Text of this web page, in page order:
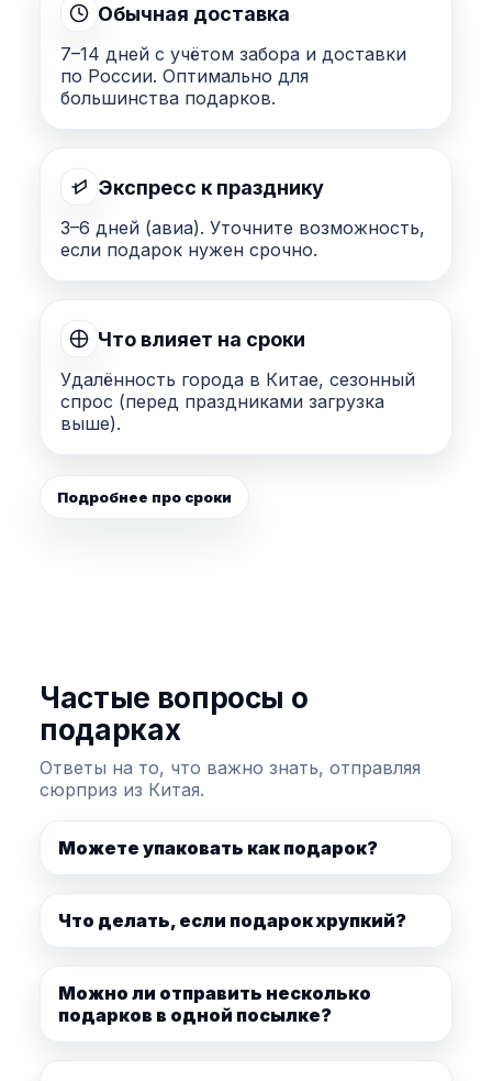
Обычная доставка
7–14 дней с учётом забора и доставки
по России. Оптимально для
большинства подарков.
Экспресс к празднику
3–6 дней (авиа). Уточните возможность,
если подарок нужен срочно.
Что влияет на сроки
Удалённость города в Китае, сезонный
спрос (перед праздниками загрузка
выше).
Подробнее про сроки
Частые вопросы о
подарках
Ответы на то, что важно знать, отправляя
сюрприз из Китая.
Можете упаковать как подарок?
Что делать, если подарок хрупкий?
Можно ли отправить несколько
подарков в одной посылке?